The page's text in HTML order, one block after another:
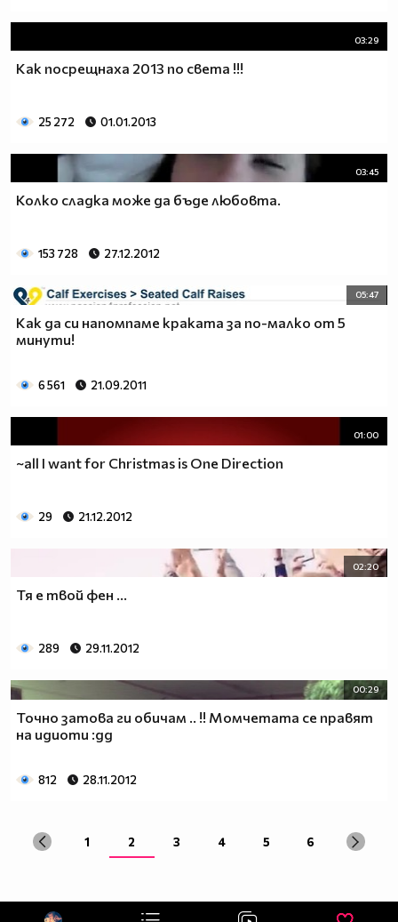
03:29
Как посрещнаха 2013 по света !!!
25 272 01.01.2013
03:45
Колко сладка може да бъде любовта.
153 728 27.12.2012
05:47
Как да си напомпаме краката за по-малко от 5
минути!
6 561 21.09.2011
01:00
~all I want for Christmas is One Direction
29 21.12.2012
02:20
Тя е твой фен ...
289 29.11.2012
00:29
Точно затова ги обичам .. !! Момчетата се правят
на идиоти :дд
812 28.11.2012
1 2 3 4 5 6